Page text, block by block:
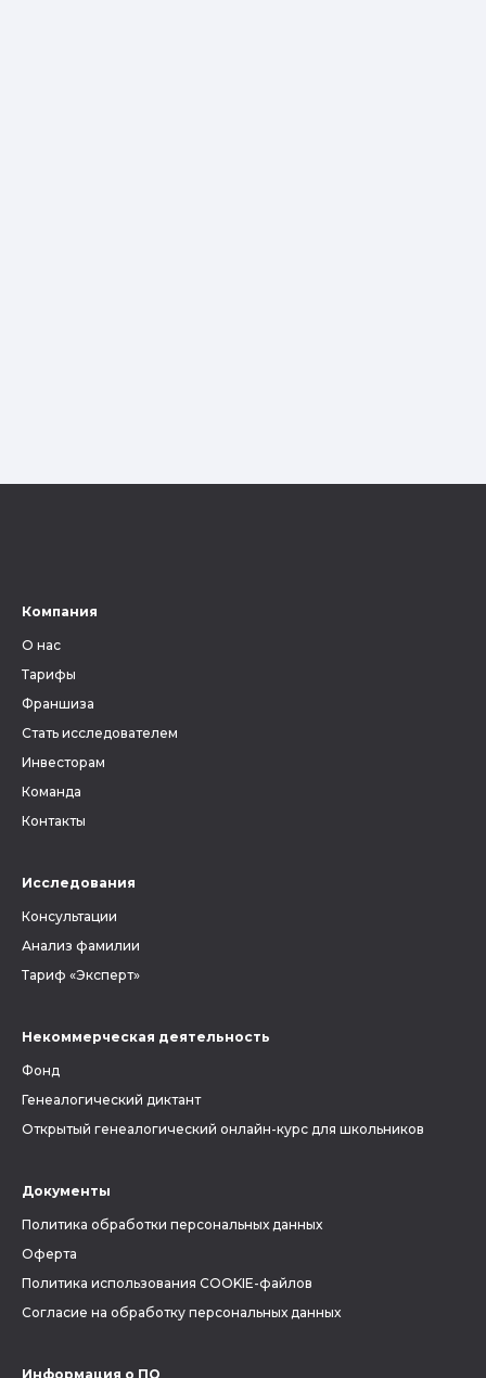
Компания
О нас
Тарифы
Франшиза
Стать исследователем
Инвесторам
Команда
Контакты
Исследования
Консультации
Анализ фамилии
Тариф «Эксперт»
Некоммерческая деятельность
Фонд
Генеалогический диктант
Открытый генеалогический онлайн-курс для школьников
Документы
Политика обработки персональных данных
Оферта
Политика использования COOKIE-файлов
Согласие на обработку персональных данных
Информация о ПО